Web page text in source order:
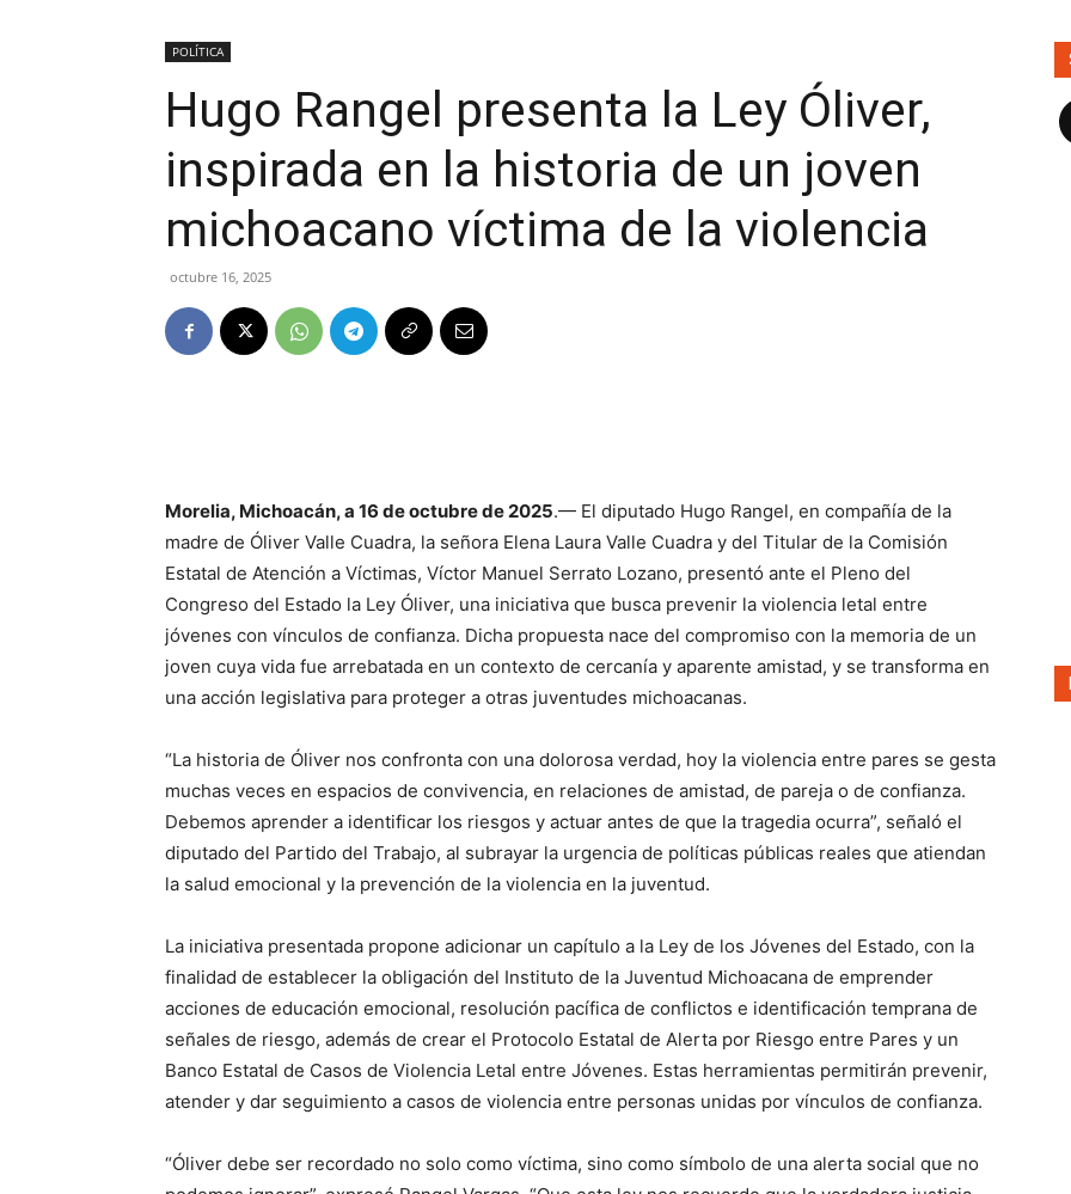
POLÍTICA
Hugo Rangel presenta la Ley Óliver,
inspirada en la historia de un joven
michoacano víctima de la violencia
octubre 16, 2025
Morelia, Michoacán, a 16 de octubre de 2025.— El diputado Hugo Rangel, en compañía de la
madre de Óliver Valle Cuadra, la señora Elena Laura Valle Cuadra y del Titular de la Comisión
Estatal de Atención a Víctimas, Víctor Manuel Serrato Lozano, presentó ante el Pleno del
Congreso del Estado la Ley Óliver, una iniciativa que busca prevenir la violencia letal entre
jóvenes con vínculos de confianza. Dicha propuesta nace del compromiso con la memoria de un
joven cuya vida fue arrebatada en un contexto de cercanía y aparente amistad, y se transforma en
una acción legislativa para proteger a otras juventudes michoacanas.
“La historia de Óliver nos confronta con una dolorosa verdad, hoy la violencia entre pares se gesta
muchas veces en espacios de convivencia, en relaciones de amistad, de pareja o de confianza.
Debemos aprender a identificar los riesgos y actuar antes de que la tragedia ocurra”, señaló el
diputado del Partido del Trabajo, al subrayar la urgencia de políticas públicas reales que atiendan
la salud emocional y la prevención de la violencia en la juventud.
La iniciativa presentada propone adicionar un capítulo a la Ley de los Jóvenes del Estado, con la
finalidad de establecer la obligación del Instituto de la Juventud Michoacana de emprender
acciones de educación emocional, resolución pacífica de conflictos e identificación temprana de
señales de riesgo, además de crear el Protocolo Estatal de Alerta por Riesgo entre Pares y un
Banco Estatal de Casos de Violencia Letal entre Jóvenes. Estas herramientas permitirán prevenir,
atender y dar seguimiento a casos de violencia entre personas unidas por vínculos de confianza.
“Óliver debe ser recordado no solo como víctima, sino como símbolo de una alerta social que no